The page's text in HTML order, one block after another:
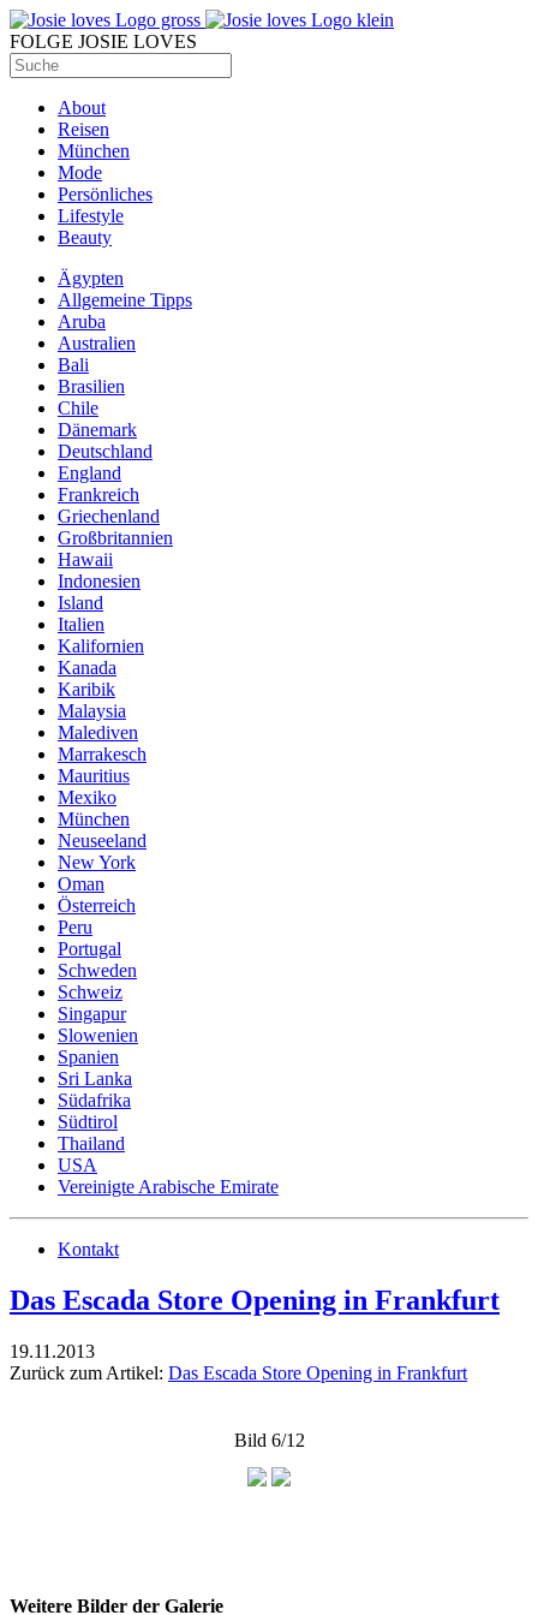
FOLGE JOSIE LOVES
About
Reisen
München
Mode
Persönliches
Lifestyle
Beauty
Ägypten
Allgemeine Tipps
Aruba
Australien
Bali
Brasilien
Chile
Dänemark
Deutschland
England
Frankreich
Griechenland
Großbritannien
Hawaii
Indonesien
Island
Italien
Kalifornien
Kanada
Karibik
Malaysia
Malediven
Marrakesch
Mauritius
Mexiko
München
Neuseeland
New York
Oman
Österreich
Peru
Portugal
Schweden
Schweiz
Singapur
Slowenien
Spanien
Sri Lanka
Südafrika
Südtirol
Thailand
USA
Vereinigte Arabische Emirate
Kontakt
Das Escada Store Opening in Frankfurt
19.11.2013
Zurück zum Artikel: Das Escada Store Opening in Frankfurt
Bild 6/12
Weitere Bilder der Galerie